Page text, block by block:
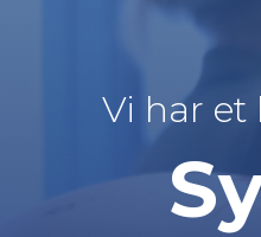
Vi har et